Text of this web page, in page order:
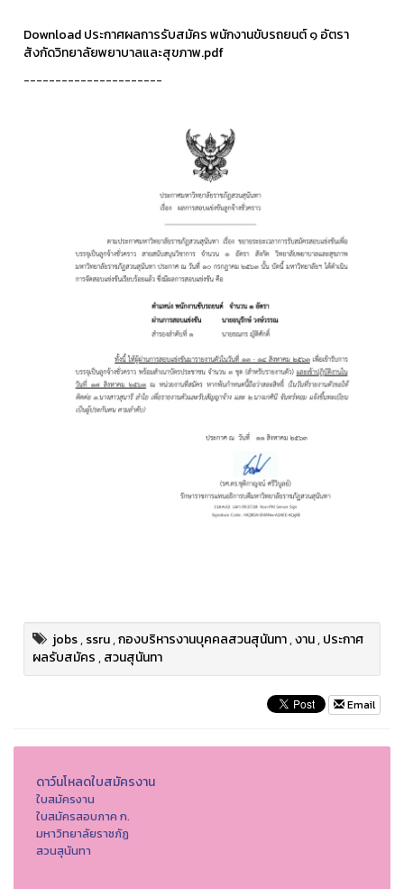
Download ประกาศผลการรับสมัคร พนักงานขับรถยนต์ ๑ อัตรา
สังกัดวิทยาลัยพยาบาลและสุขภาพ.pdf
----------------------
jobs,ssru,กองบริหารงานบุคคลสวนสุนันทา,งาน,ประกาศ
ผลรับสมัคร,สวนสุนันทา
Email
ดาว์นโหลดใบสมัครงาน
ใบสมัครงาน
ใบสมัครสอบภาค ก.
มหาวิทยาลัยราชภัฏ
สวนสุนันทา